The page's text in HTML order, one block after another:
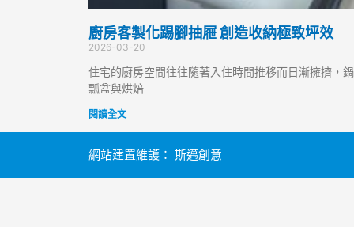
廚房客製化踢腳抽屜 創造收納極致坪效
2026-03-20
住宅的廚房空間往往隨著入住時間推移而日漸擁擠，
瓢盆與烘焙
閱讀全文
網站建置維護： 斯邁創意